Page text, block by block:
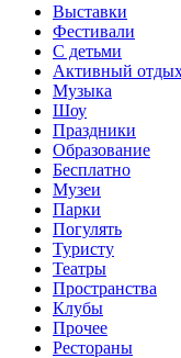
Выставки
Фестивали
С детьми
Активный
Музыка
Шоу
Праздники
Образование
Бесплатно
Музеи
Парки
Погулять
Туристу
Театры
Пространства
Клубы
Прочее
Рестораны